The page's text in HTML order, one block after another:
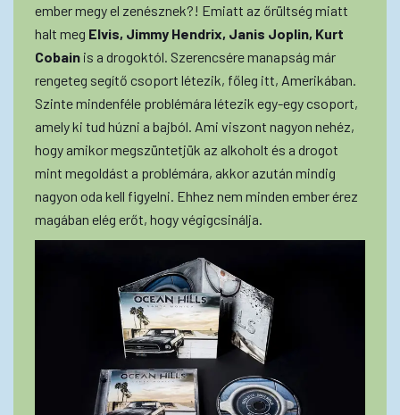
ember megy el zenésznek?! Emiatt az őrültség miatt
halt meg Elvis, Jimmy Hendrix, Janis Joplin, Kurt
Cobain is a drogoktól. Szerencsére manapság már
rengeteg segítő csoport létezik, főleg itt, Amerikában.
Szinte mindenféle problémára létezik egy-egy csoport,
amely ki tud húzni a bajból. Ami viszont nagyon nehéz,
hogy amikor megszüntetjük az alkoholt és a drogot
mint megoldást a problémára, akkor azután mindig
nagyon oda kell figyelni. Ehhez nem minden ember érez
magában elég erőt, hogy végigcsinálja.